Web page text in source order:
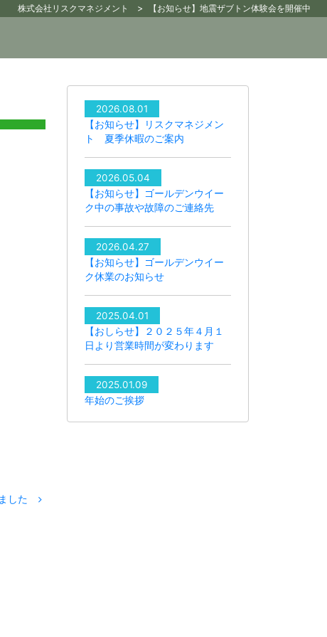
株式会社リスクマネジメント > 【お知らせ】地震ザブトン体験会を開催中
した
2026.08.01
【お知らせ】リスクマネジメン
ト 夏季休暇のご案内
2026.05.04
【お知らせ】ゴールデンウイー
ク中の事故や故障のご連絡先
2026.04.27
【お知らせ】ゴールデンウイー
ク休業のお知らせ
2025.04.01
【おしらせ】２０２５年４月１
日より営業時間が変わります
2025.01.09
年始のご挨拶